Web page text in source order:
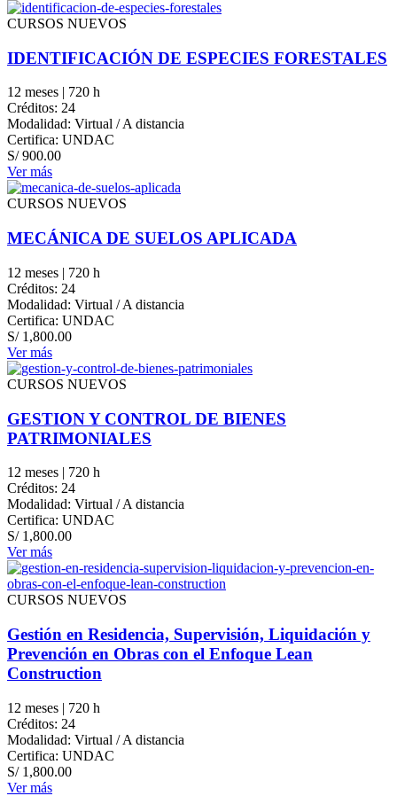
CURSOS NUEVOS
IDENTIFICACIÓN DE ESPECIES FORESTALES
12 meses | 720 h
Créditos: 24
Modalidad: Virtual / A distancia
Certifica: UNDAC
S/900.00
Ver más
CURSOS NUEVOS
MECÁNICA DE SUELOS APLICADA
12 meses | 720 h
Créditos: 24
Modalidad: Virtual / A distancia
Certifica: UNDAC
S/1,800.00
Ver más
CURSOS NUEVOS
GESTION Y CONTROL DE BIENES
PATRIMONIALES
12 meses | 720 h
Créditos: 24
Modalidad: Virtual / A distancia
Certifica: UNDAC
S/1,800.00
Ver más
CURSOS NUEVOS
Gestión en Residencia, Supervisión, Liquidación y
Prevención en Obras con el Enfoque Lean
Construction
12 meses | 720 h
Créditos: 24
Modalidad: Virtual / A distancia
Certifica: UNDAC
S/1,800.00
Ver más